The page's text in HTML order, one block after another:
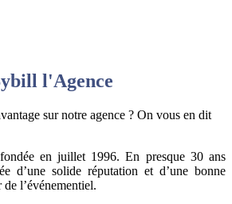
l'Agence
sur notre agence ? On vous en dit
en juillet 1996. En presque 30 ans
d’une solide réputation et d’une bonne
l’événementiel.